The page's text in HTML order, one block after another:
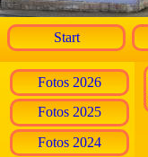
Start
Fotos 2026
Fotos 2025
Fotos 2024